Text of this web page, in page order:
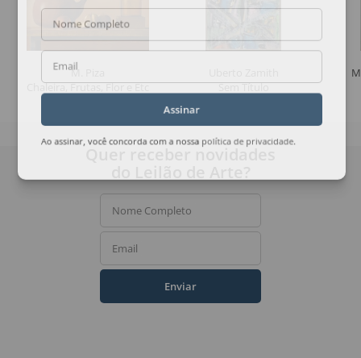
M. Piza
Chaleira, Frutas, Flor e Etc
Sem Título
Nome Completo
Email
Assinar
Ao assinar, você concorda com a nossa política de privacidade
Nome Completo
Email
Enviar